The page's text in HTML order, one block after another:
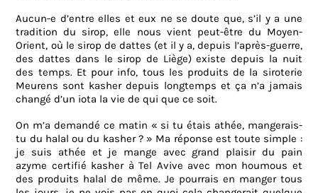
Aucun-e d’entre elles et eux ne se doute que, s’il y a une
tradition du sirop, elle nous vient peut-être du Moyen-
Orient, où le sirop de dattes (et il y a, depuis l’après-guerre,
des dattes dans le sirop de Liège) existe depuis la nuit
des temps. Et pour info, tous les produits de la siroterie
Meurens sont kasher depuis longtemps et ça n’a jamais
changé d’un iota la vie de qui que ce soit.
On m’a demandé ce matin « si tu étais athée, mangerais-
tu du halal ou du kasher ? » Ma réponse est toute simple :
je suis athée et je mange avec grand plaisir du pain
azyme certifié kasher à Tel Avive avec mon houmous et
des produits halal de même. Je pourrais en manger tous